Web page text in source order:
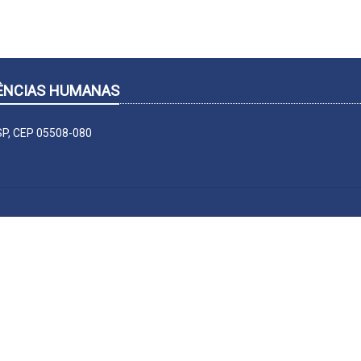
HUMANAS
CEP 05508-080